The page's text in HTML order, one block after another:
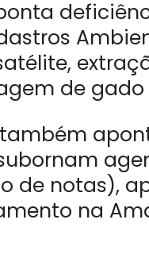
de
de notas),
na